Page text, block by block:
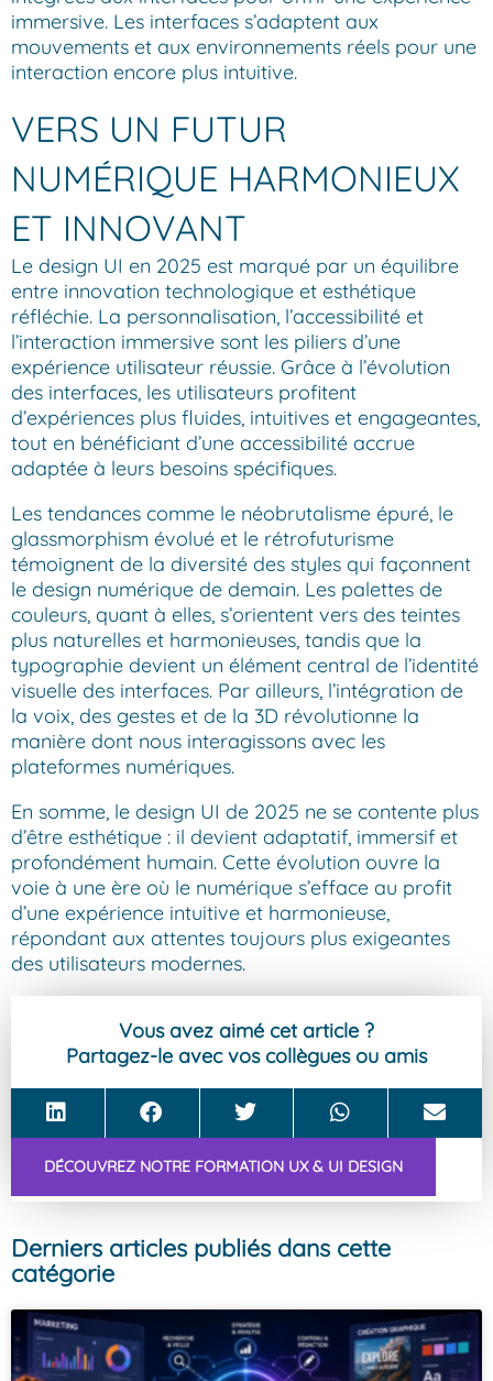
immersive. Les interfaces s’adaptent aux
mouvements et aux environnements réels pour une
interaction encore plus intuitive.
VERS UN FUTUR
NUMÉRIQUE HARMONIEUX
ET INNOVANT
Le design UI en 2025 est marqué par un équilibre
entre innovation technologique et esthétique
réfléchie. La personnalisation, l’accessibilité et
l’interaction immersive sont les piliers d’une
expérience utilisateur réussie. Grâce à l’évolution
des interfaces, les utilisateurs profitent
d’expériences plus fluides, intuitives et engageantes,
tout en bénéficiant d’une accessibilité accrue
adaptée à leurs besoins spécifiques.
Les tendances comme le néobrutalisme épuré, le
glassmorphism évolué et le rétrofuturisme
témoignent de la diversité des styles qui façonnent
le design numérique de demain. Les palettes de
couleurs, quant à elles, s’orientent vers des teintes
plus naturelles et harmonieuses, tandis que la
typographie devient un élément central de l’identité
visuelle des interfaces. Par ailleurs, l’intégration de
la voix, des gestes et de la 3D révolutionne la
manière dont nous interagissons avec les
plateformes numériques.
En somme, le design UI de 2025 ne se contente plus
d’être esthétique : il devient adaptatif, immersif et
profondément humain. Cette évolution ouvre la
voie à une ère où le numérique s’efface au profit
d’une expérience intuitive et harmonieuse,
répondant aux attentes toujours plus exigeantes
des utilisateurs modernes.
Vous avez aimé cet article ?
Partagez-le avec vos collègues ou amis
DÉCOUVREZ NOTRE FORMATION UX & UI DESIGN
Derniers articles publiés dans cette
catégorie